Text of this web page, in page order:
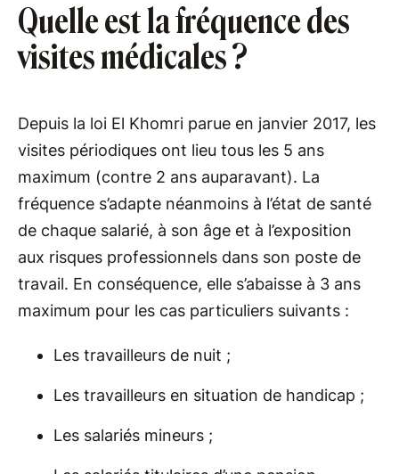
Quelle est la fréquence des
visites médicales ?
Depuis la loi El Khomri parue en janvier 2017, les
visites périodiques ont lieu tous les 5 ans
maximum (contre 2 ans auparavant). La
fréquence s’adapte néanmoins à l’état de santé
de chaque salarié, à son âge et à l’exposition
aux risques professionnels dans son poste de
travail. En conséquence, elle s’abaisse à 3 ans
maximum pour les cas particuliers suivants :
Les travailleurs de nuit ;
Les travailleurs en situation de handicap ;
Les salariés mineurs ;